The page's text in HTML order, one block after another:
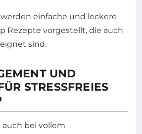
einfache und leckere
Rezepte vorgestellt, die auch
sind.
UND
STRESSFREIES
auch bei vollem